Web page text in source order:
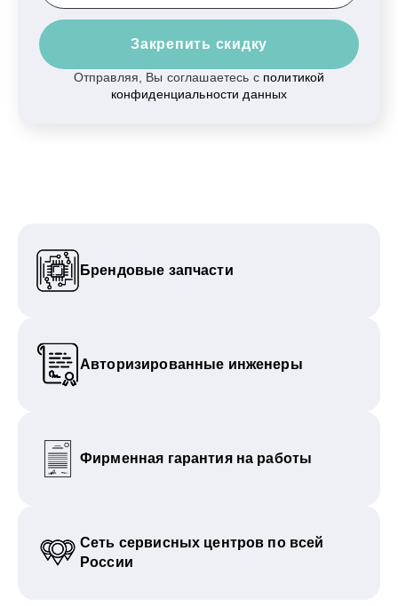
Закрепить скидку
Отправляя, Вы соглашаетесь с политикой
конфиденциальности данных
Брендовые запчасти
Авторизированные инженеры
Фирменная гарантия на работы
Сеть сервисных центров по всей
России